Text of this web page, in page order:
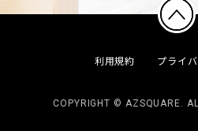
利用規約 プライ
COPYRIGHT © AZSQUARE.